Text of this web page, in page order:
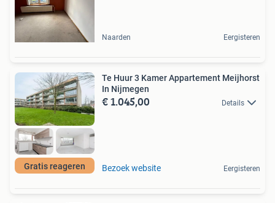
Naarden Eergisteren
Gratis reageren
Te Huur 3 Kamer Appartement Meijhorst
In Nijmegen
€ 1.045,00 Details
Bezoek website Eergisteren